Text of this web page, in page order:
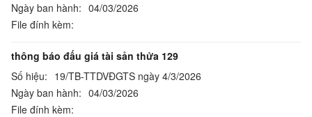
Ngày ban hành: 04/03/2026
File đính kèm:
thông báo đấu giá tài sản thửa 129
Số hiệu: 19/TB-TTDVĐGTS ngày 4/3/2026
Ngày ban hành: 04/03/2026
File đính kèm: